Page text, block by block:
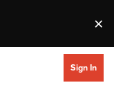
×
Sign In